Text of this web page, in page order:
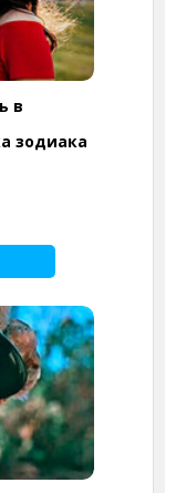
в
зодиака